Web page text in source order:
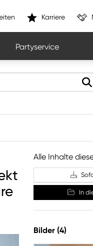
Karriere
Partyservice
Alle Inhalte
In
Bilder (4)